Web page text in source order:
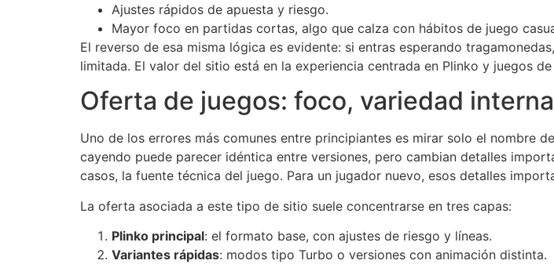
Ajustes rápidos de apuesta y riesgo.
Mayor foco en partidas cortas, algo que calza con hábitos de juego
El reverso de esa misma lógica es evidente: si entras esperando
limitada. El valor del sitio está en la experiencia centrada en Plinko y juegos
Oferta de juegos: foco, variedad
Uno de los errores más comunes entre principiantes es mirar solo el nombre
cayendo puede parecer idéntica entre versiones, pero cambian detalles
casos, la fuente técnica del juego. Para un jugador nuevo, esos detalles
La oferta asociada a este tipo de sitio suele concentrarse en tres capas:
Plinko principal: el formato base, con ajustes de riesgo y líneas.
Variantes rápidas: modos tipo Turbo o versiones con animación distinta.